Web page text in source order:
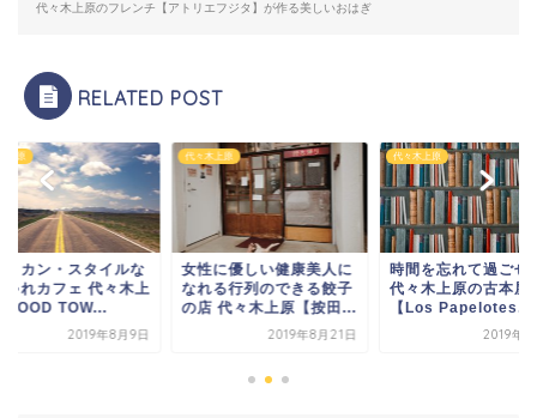
代々木上原のフレンチ【アトリエフジタ】が作る美しいおはぎ
RELATED POST
上原
リカン・スタイルな
ゃれカフェ 代々木上
GOOD TOW...
2019年8月9日
代々木上原
女性に優しい健康美人に
なれる行列のできる餃子
の店 代々木上原【按田...
2019年8月21日
代々木上原
時間を忘れて過ごせ
代々木上原の古本屋
【Los Papelotes...
2019年8